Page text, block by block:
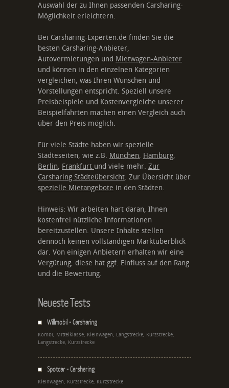
Auswahl der zu Ihnen passenden Carsharing-
Möglichkeit erleichtern.
Bei Carsharing-Experten.de finden Sie die
besten Carsharing-Anbieter,
Autovermietungen und Mietwagen-Anbieter
und können in den einzelnen Kategorien
vergleichen, was Ihren Wünschen und
Vorstellungen entspricht. Speziell unsere
Preisbeispiele und Kostenvergleiche unserer
Beispielfahrten machen einen Vergleich auch
über den Preis möglich.
Für viele Städte haben wir spezielle
Städteseiten, wie z.B. München, Hamburg,
Berlin, Frankfurt und viele mehr. Zur
Carsharing Städteübersicht. Zur Übersicht über
spezielle Mietangebote in den Städten.
Hinweis: Wir arbeiten hart daran, Ihnen
kostenfrei nützliche Informationen
bereitzustellen. Unsere Inhalte stellen
dennoch keinen vollständigen Marktüberblick
dar. Von einigen Anbietern erhalten wir eine
Vergütung, diese hat ggf. Einfluss auf den Rang
und die Bewertung.
Neueste Tests
Willmobil - Carsharing
Kombi, Mittelklasse, Kleinwagen, Langstrecke, Kurzstrecke,
Langstrecke, Kurzstrecke
Spotcar - Carsharing
Kleinwagen, Kurzstrecke, Kurzstrecke